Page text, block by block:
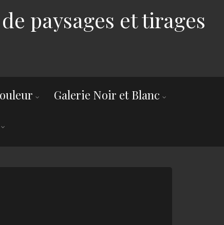
paysages et tirages
Galerie Noir et Blanc